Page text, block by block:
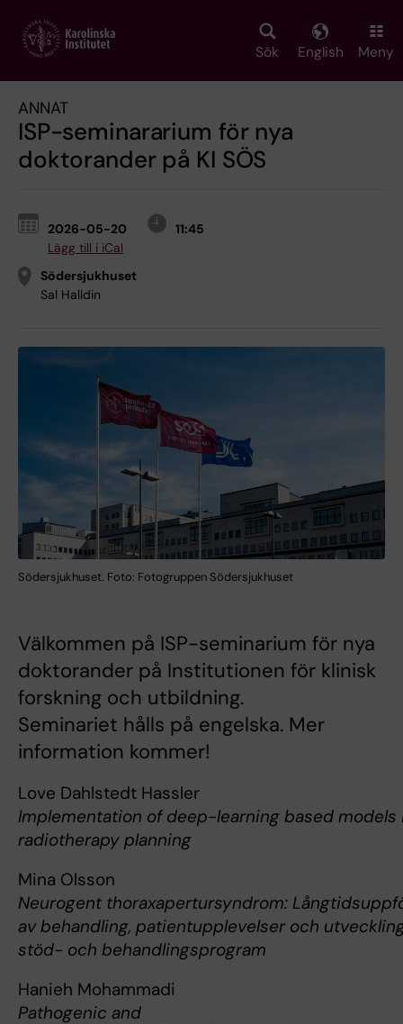
main
Sök English Meny
ANNAT
ISP-seminararium för nya
doktorander på KI SÖS
2026-05-20
11:45
Lägg till i iCal
Södersjukhuset
Sal Halldin
Södersjukhuset. Foto: Fotogruppen Södersjukhuset
Välkommen på ISP-seminarium för nya
doktorander på Institutionen för klinisk
forskning och utbildning.
Seminariet hålls på engelska. Mer
information kommer!
Love Dahlstedt Hassler
Implementation of deep-learning based models
radiotherapy planning
Mina Olsson
Neurogent thoraxapertursyndrom:
av behandling, patientupplevelser och
stöd- och behandlingsprogram
Hanieh Mohammadi
Pathogenic and